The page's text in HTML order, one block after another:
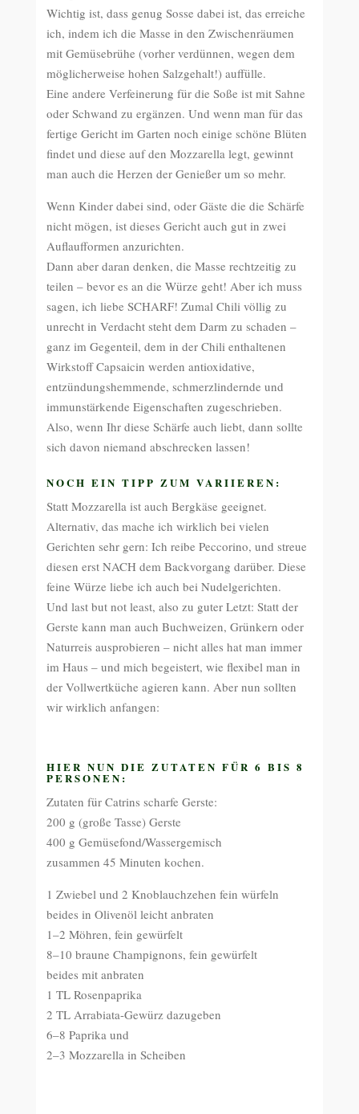
Wichtig ist, dass genug Sosse dabei ist, das erreiche
ich, indem ich die Masse in den Zwischenräumen
mit Gemüsebrühe (vorher verdünnen, wegen dem
möglicherweise hohen Salzgehalt!) auffülle.
Eine andere Verfeinerung für die Soße ist mit Sahne
oder Schwand zu ergänzen. Und wenn man für das
fertige Gericht im Garten noch einige schöne Blüten
findet und diese auf den Mozzarella legt, gewinnt
man auch die Herzen der Genießer um so mehr.
Wenn Kinder dabei sind, oder Gäste die die Schärfe
nicht mögen, ist dieses Gericht auch gut in zwei
Auflaufformen anzurichten.
Dann aber daran denken, die Masse rechtzeitig zu
teilen – bevor es an die Würze geht! Aber ich muss
sagen, ich liebe SCHARF! Zumal Chili völlig zu
unrecht in Verdacht steht dem Darm zu schaden –
ganz im Gegenteil, dem in der Chili enthaltenen
Wirkstoff Capsaicin werden antioxidative,
entzündungshemmende, schmerzlindernde und
immunstärkende Eigenschaften zugeschrieben.
Also, wenn Ihr diese Schärfe auch liebt, dann sollte
sich davon niemand abschrecken lassen!
NOCH EIN TIPP ZUM VARIIEREN:
Statt Mozzarella ist auch Bergkäse geeignet.
Alternativ, das mache ich wirklich bei vielen
Gerichten sehr gern: Ich reibe Peccorino, und streue
diesen erst NACH dem Backvorgang darüber. Diese
feine Würze liebe ich auch bei Nudelgerichten.
Und last but not least, also zu guter Letzt: Statt der
Gerste kann man auch Buchweizen, Grünkern oder
Naturreis ausprobieren – nicht alles hat man immer
im Haus – und mich begeistert, wie flexibel man in
der Vollwertküche agieren kann. Aber nun sollten
wir wirklich anfangen:
HIER NUN DIE ZUTATEN FÜR 6 BIS 8
PERSONEN:
Zutaten für Catrins scharfe Gerste:
200 g (große Tasse) Gerste
400 g Gemüsefond/Wassergemisch
zusammen 45 Minuten kochen.
1 Zwiebel und 2 Knoblauchzehen fein würfeln
beides in Olivenöl leicht anbraten
1–2 Möhren, fein gewürfelt
8–10 braune Champignons, fein gewürfelt
beides mit anbraten
1 TL Rosenpaprika
2 TL Arrabiata-Gewürz dazugeben
6–8 Paprika und
2–3 Mozzarella in Scheiben